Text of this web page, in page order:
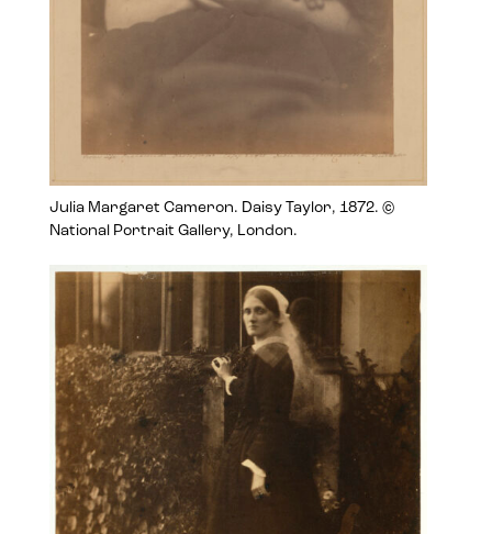
Julia Margaret Cameron. Daisy Taylor, 1872. ©
National Portrait Gallery, London.